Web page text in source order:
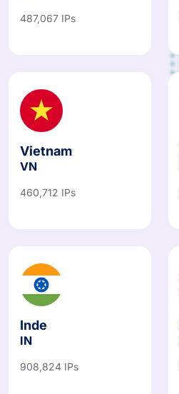
487,067 IPs
Vietnam
VN
460,712 IPs
Inde
IN
908,824 IPs